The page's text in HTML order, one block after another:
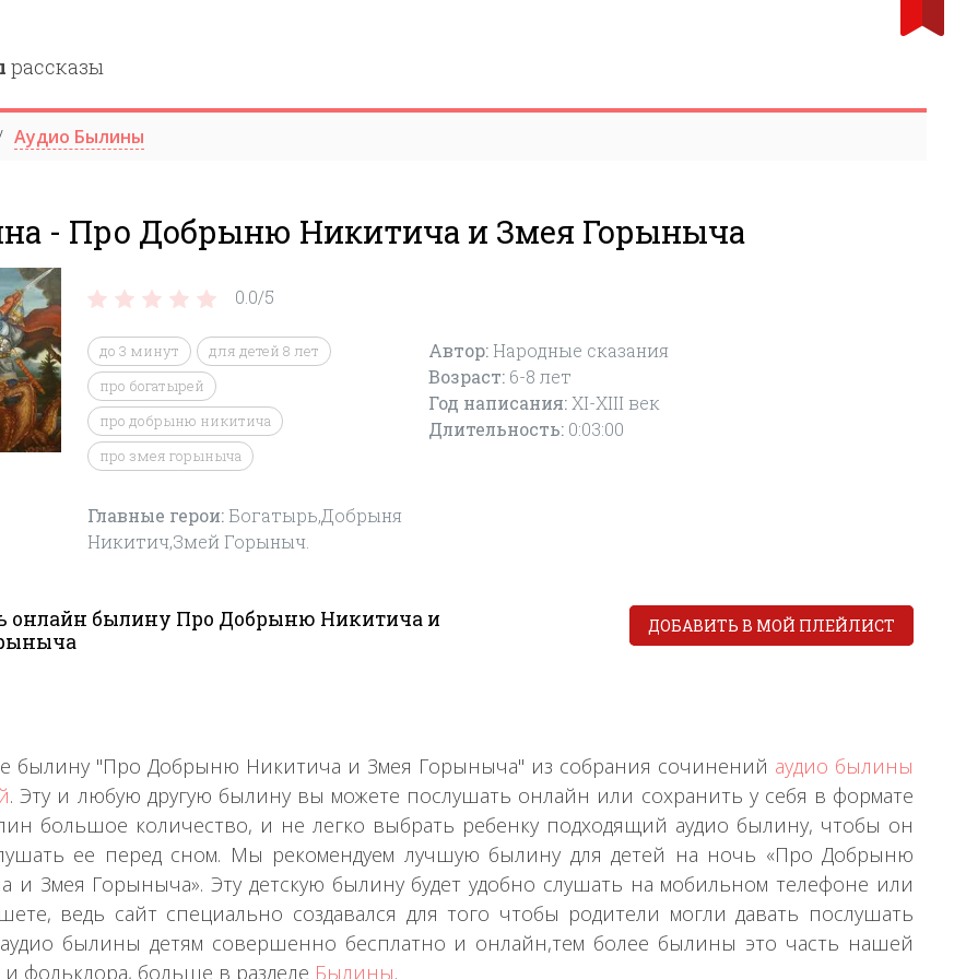
рассказы
Аудио Былины
- Про Добрыню Никитича и Змея Горыныча
0.0/5
до 3 минут
для детей 8 лет
про богатырей
про добрыню никитича
про змея горыныча
Главные герои: Богатырь,Добрыня
Никитич,Змей Горыныч.
Автор:Народные сказания
Возраст: 6-8 лет
Год написания:XI-XIII век
Длительность: 0:03:00
онлайн былину Про Добрыню Никитича и
ДОБАВИТЬ В МОЙ ПЛЕЙЛИСТ
былину "Про Добрыню Никитича и Змея Горыныча" из собрания сочинений аудио былины
. Эту и любую другую былину вы можете послушать онлайн или сохранить у себя в формате
большое количество, и не легко выбрать ребенку подходящий аудио былину, чтобы он
ее перед сном. Мы рекомендуем лучшую былину для детей на ночь «Про Добрыню
и Змея Горыныча». Эту детскую былину будет удобно слушать на мобильном телефоне или
ведь сайт специально создавался для того чтобы родители могли давать послушать
былины детям совершенно бесплатно и онлайн,тем более былины это часть нашей
фольклора, больше в разделе Былины.